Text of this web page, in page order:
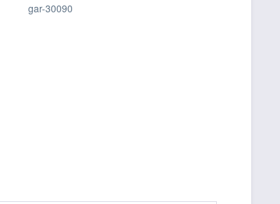
gar-30090